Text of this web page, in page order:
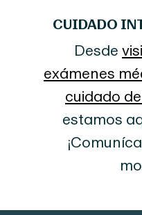
CUIDADO
Desde
exámenes
cuidado
estamos